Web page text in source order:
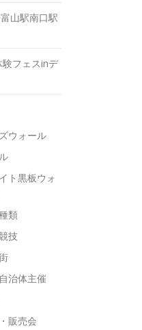
山駅南口駅
フェスinデ
ウォール
ト黒板ウォ
類
技
治体主催
販売会